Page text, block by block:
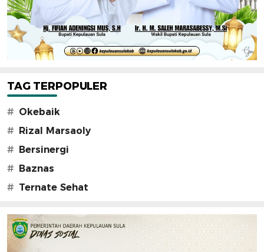
TAG TERPOPULER
# Okebaik
# Rizal Marsaoly
# Bersinergi
# Baznas
# Ternate Sehat